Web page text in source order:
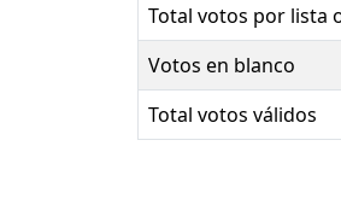
Total votos por lista
Votos en blanco
Total votos válidos